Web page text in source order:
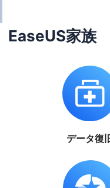
EaseUS家族
データ復